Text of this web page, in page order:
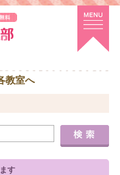
教室へ
す